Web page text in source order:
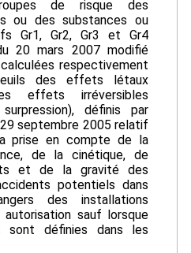
de risque des
ou des substances ou
Gr1, Gr2, Gr3 et Gr4
20 mars 2007 modifié
respectivement
des effets létaux
effets irréversibles
définis par
septembre 2005 relatif
prise en compte de la
de la cinétique, de
et de la gravité des
potentiels dans
des installations
sauf lorsque
sont définies dans les